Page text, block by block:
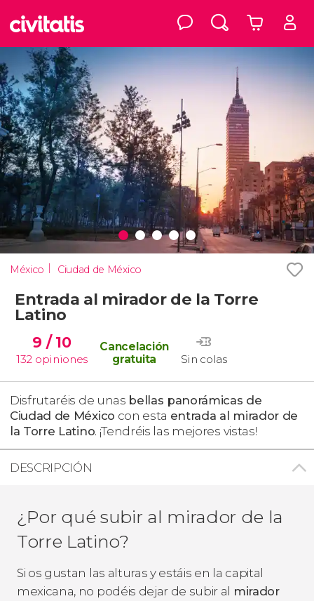
México Ciudad de México
Entrada al mirador de la Torre
Latino
9 / 10
132 opiniones Sin colas
Cancelación
gratuita
Disfrutaréis de unas bellas panorámicas de
Ciudad de México con esta entrada al mirador de
la Torre Latino. ¡Tendréis las mejores vistas!
DESCRIPCIÓN
¿Por qué subir al mirador de la
Torre Latino?
Si os gustan las alturas y estáis en la capital
mexicana, no podéis dejar de subir al mirador